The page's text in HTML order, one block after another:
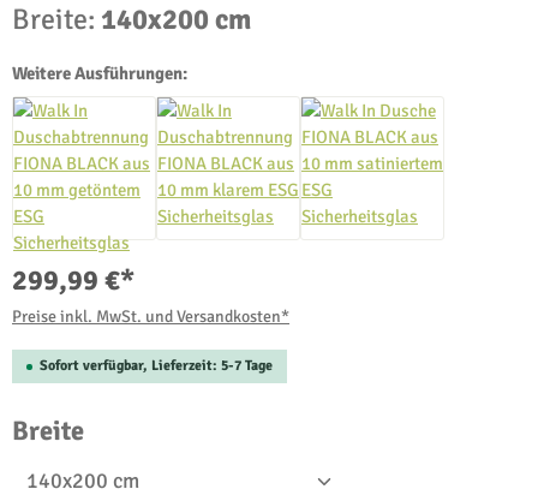
Breite: 140x200 cm
Weitere Ausführungen:
299,99 €*
Preise inkl. MwSt. und Versandkosten*
Sofort verfügbar, Lieferzeit: 5-7 Tage
Breiteauswählen